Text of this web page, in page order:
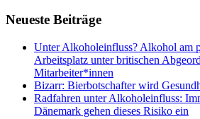
Neueste Beiträge
Unter Alkoholeinfluss? Alkohol am
Arbeitsplatz unter britischen
Mitarbeiter*innen
Bizarr: Bierbotschafter wird
Radfahren unter Alkoholeinfluss:
Dänemark gehen dieses Risiko ein